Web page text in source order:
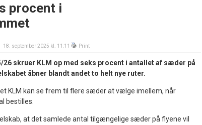
procent i
18. september 2025 kl. 11:11 Print
skruer KLM op med seks procent i antallet af sæder på
åbner blandt andet to helt nye ruter.
KLM kan se frem til flere sæder at vælge imellem, når
bestilles.
at det samlede antal tilgængelige sæder på flyene vil